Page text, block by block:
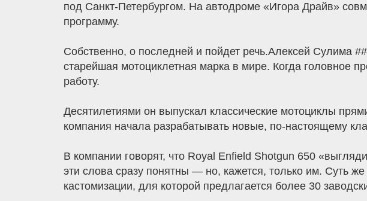
под Санкт-Петербургом. На автодроме «Игора Драйв»
программу.
Собственно, о последней и пойдет речь.Алексей Сулима
старейшая мотоциклетная марка в мире. Когда головное
работу.
Десятилетиями он выпускал классические мотоциклы
компания начала разрабатывать новые, по-настоящему
В компании говорят, что Royal Enfield Shotgun 650
эти слова сразу понятны — но, кажется, только им. Суть
кастомизации, для которой предлагается более 30